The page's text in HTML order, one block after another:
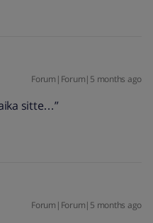
Forum|Forum|5 months ago
sitte…”
Forum|Forum|5 months ago